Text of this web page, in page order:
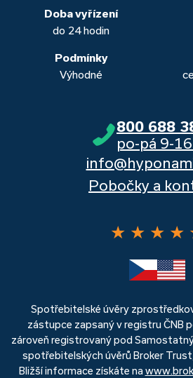
banka, Moneta a Raiffeisenbank.
Doba vyřízení
do 24 hodin
Podmínky
Výhodné
800 688
po-pá 9-
Pobočky a
★ ★ ★ ★
Spotřebitelské úvěry
zástupce zapsaný v registru ČNB
zároveň registrovaný pod
spotřebitelských úvěrů Broker
Bližší informace získáte na